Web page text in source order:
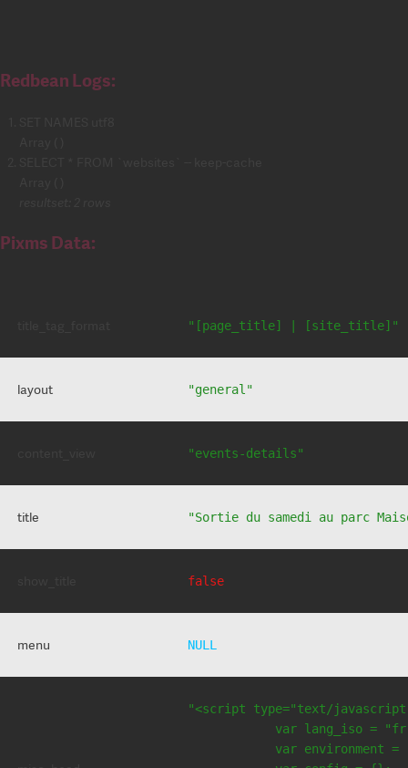
Redbean Logs:
Pixms Data:
"[page_title] | [site_title]"
layout "general"
"events-details"
title "Sortie du samedi au parc
false
menu NULL
"<script type="text/
var lang_iso =
var environment =